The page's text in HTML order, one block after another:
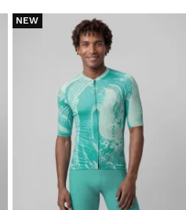
NEW